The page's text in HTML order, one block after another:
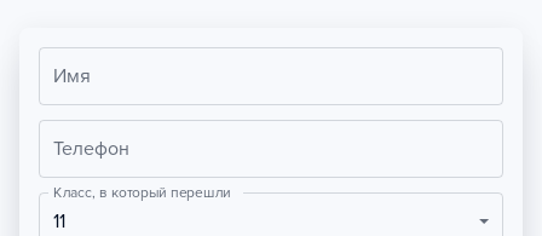
Имя
Телефон
Класс, в который перешли
11